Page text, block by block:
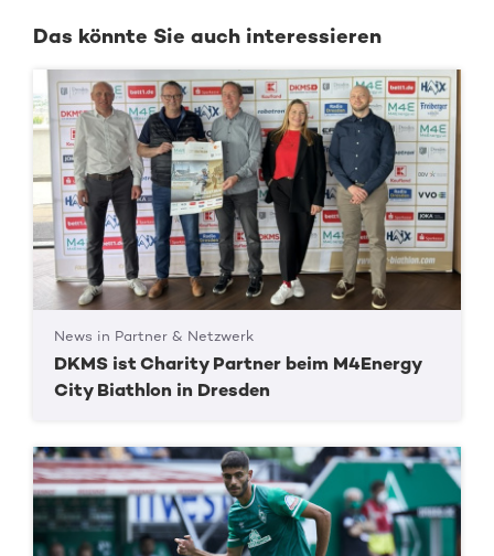
Das könnte Sie auch interessieren
News in Partner & Netzwerk
DKMS ist Charity Partner beim M4Energy
City Biathlon in Dresden